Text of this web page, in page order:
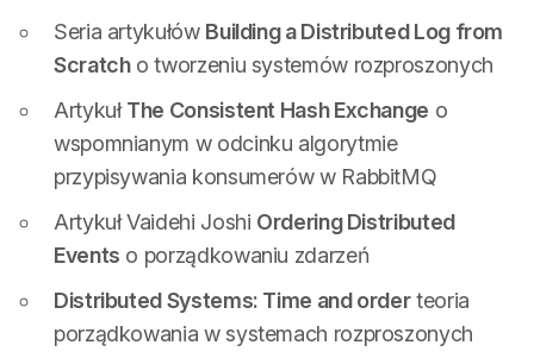
Seria artykułów Building a Distributed Log from
Scratcho tworzeniu systemów rozproszonych
ArtykułThe Consistent Hash Exchange o
wspomnianym w odcinku algorytmie
przypisywania konsumerów w RabbitMQ
Artykuł Vaidehi Joshi Ordering Distributed
Events o porządkowaniu zdarzeń
Distributed Systems: Time and orderteoria
porządkowania w systemach rozproszonych